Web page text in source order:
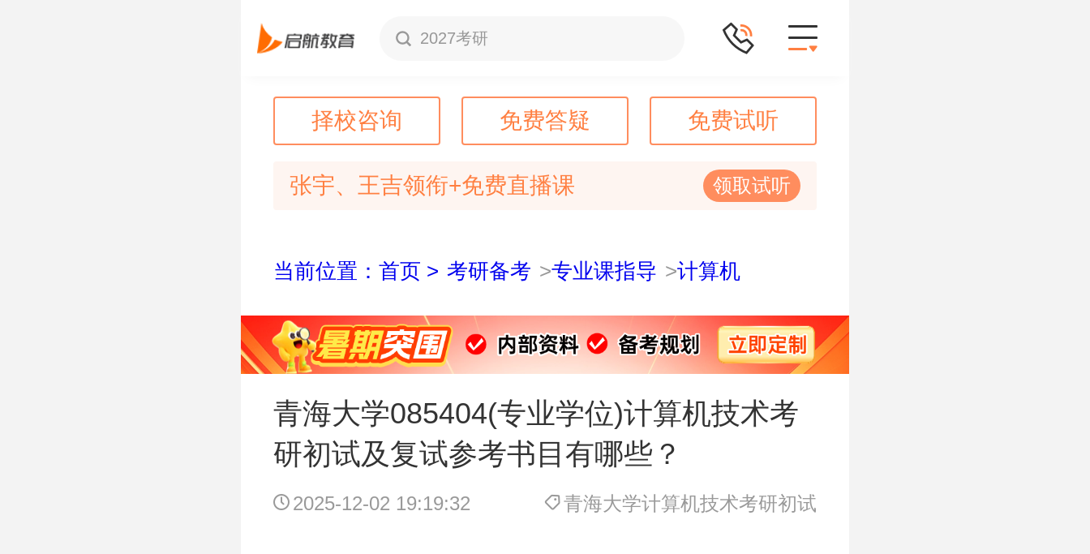
2027考研
择校咨询 免费答疑 免费试听
张宇、王吉领衔+免费直播课 领取试听
当前位置：首页 > 考研备考 >专业课指导 >计算机
青海大学085404(专业学位)计算机技术考
研初试及复试参考书目有哪些？
2025-12-02 19:19:32 青海大学计算机技术考研初试